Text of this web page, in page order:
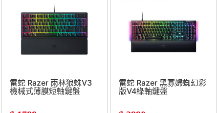
雷蛇 Razer 雨林狼蛛V3
機械式薄膜短軸鍵盤
雷蛇 Razer 黑寡婦蜘幻彩
版V4綠軸鍵盤